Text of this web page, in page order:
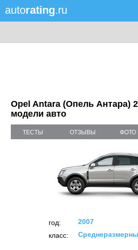
autorating.ru
Opel Antara (Опель Антара)
модели авто
ТЕСТЫ ОТЗЫВЫ ФОТО
год:
2007
класс: